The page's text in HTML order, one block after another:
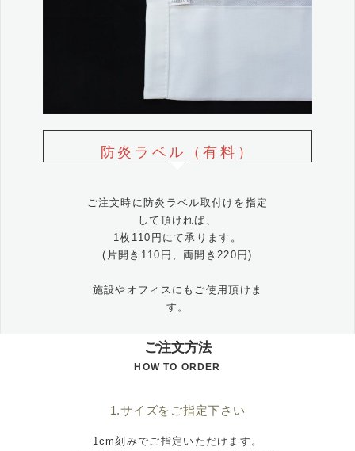
ご注文方法
HOW TO ORDER
1.サイズをご指定下さい
1cm刻みでご指定いただけます。
防炎ラベル（有料）
ご注文時に防炎ラベル取付けを指定
して頂ければ、
1枚110円にて承ります。
(片開き110円、両開き220円)
施設やオフィスにもご使用頂けま
す。